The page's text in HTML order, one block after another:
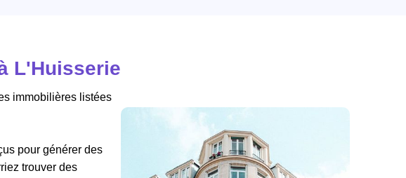
L'Huisserie
immobilières listées
pour générer des
trouver des